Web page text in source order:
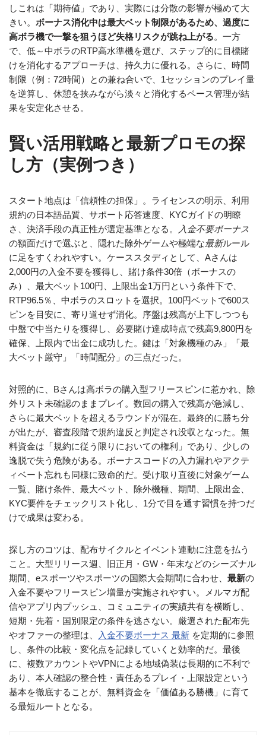
しこれは「期待値」であり、実際には分散の影響が極めて大
きい。 ボーナス消化中は最大ベット制限があるため、過度に
高ボラ機で一撃を狙うほど失格リスクが跳ね上がる。一方
で、低～中ボラのRTP高水準機を選び、ステップ的に目標賭
けを消化するアプローチは、持久力に優れる。さらに、時間
制限（例：72時間）との兼ね合いで、1セッションのプレイ量
を逆算し、休憩を挟みながら淡々と消化するペース管理が結
果を安定化させる。
賢い活用戦略と最新プロモの探
し方（実例つき）
スタート地点は「信頼性の担保」。ライセンスの明示、利用
規約の日本語品質、サポート応答速度、KYCガイドの明瞭
さ、決済手段の真正性が選定基準となる。
入金不要ボーナス
の額面だけで選ぶと、隠れた除外ゲームや極端な最新ルール
に足をすくわれやすい。ケーススタディとして、Aさんは
2,000円の入金不要を獲得し、賭け条件30倍（ボーナスの
み）、最大ベット100円、上限出金1万円という条件下で、
RTP96.5％、中ボラのスロットを選択。100円ベットで600ス
ピンを目安に、寄り道せず消化。序盤は残高が上下しつつも
中盤で中当たりを獲得し、必要賭け達成時点で残高9,800円を
確保、上限内で出金に成功した。鍵は「対象機種のみ」「最
大ベット厳守」「時間配分」の三点だった。
対照的に、Bさんは高ボラの購入型フリースピンに惹かれ、除
外リスト未確認のままプレイ。数回の購入で残高が急減し、
さらに最大ベットを超えるラウンドが混在。最終的に勝ち分
が出たが、審査段階で規約違反と判定され没収となった。無
料資金は「規約に従う限りにおいての権利」であり、少しの
逸脱で失う危険がある。ボーナスコードの入力漏れやアクテ
ィベート忘れも同様に致命的だ。受け取り直後に対象ゲーム
一覧、賭け条件、最大ベット、除外機種、期間、上限出金、
KYC要件をチェックリスト化し、1分で目を通す習慣を持つだ
けで成果は変わる。
探し方のコツは、配布サイクルとイベント連動に注意を払う
こと。大型リリース週、旧正月・GW・年末などのシーズナル
期間、eスポーツやスポーツの国際大会期間に合わせ、 最新の
入金不要やフリースピン増量が実施されやすい。メルマガ配
信やアプリ内プッシュ、コミュニティの実績共有を横断し、
短期・先着・国別限定の条件を逃さない。厳選された配布先
やオファーの整理は、
入金不要ボーナス 最新 を定期的に参照
し、条件の比較・変化点を記録していくと効率的だ。最後
に、複数アカウントやVPNによる地域偽装は長期的に不利で
あり、本人確認の整合性・責任あるプレイ・上限設定という
基本を徹底することが、無料資金を「価値ある勝機」に育て
る最短ルートとなる。